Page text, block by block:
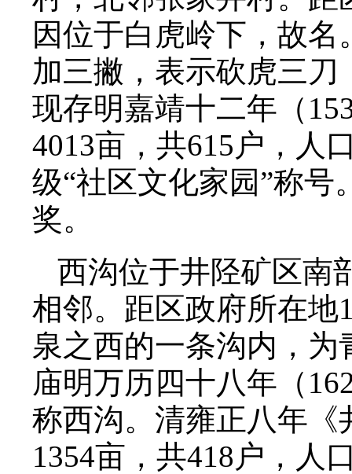
因位于白虎岭下，故
加三撇，表示砍虎三
现存明嘉靖十二年（
4013亩，共615户，人
级“社区文化家园”称
奖。
西沟位于井陉矿区南
相邻。距区政府所在地
泉之西的一条沟内，
庙明万历四十八年（
称西沟。清雍正八年《
1354亩，共418户，人